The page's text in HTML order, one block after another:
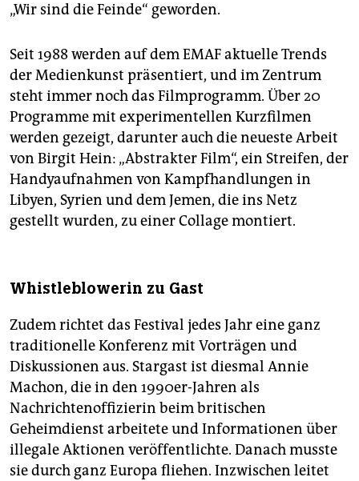
„Wir sind die Feinde“ geworden.
Seit 1988 werden auf dem EMAF aktuelle Trends
der Medienkunst präsentiert, und im Zentrum
steht immer noch das Filmprogramm. Über 20
Programme mit experimentellen Kurzfilmen
werden gezeigt, darunter auch die neueste Arbeit
von Birgit Hein: „Abstrakter Film“, ein Streifen, der
Handyaufnahmen von Kampfhandlungen in
Libyen, Syrien und dem Jemen, die ins Netz
gestellt wurden, zu einer Collage montiert.
Whistleblowerin zu Gast
Zudem richtet das Festival jedes Jahr eine ganz
traditionelle Konferenz mit Vorträgen und
Diskussionen aus. Stargast ist diesmal Annie
Machon, die in den 1990er-Jahren als
Nachrichtenoffizierin beim britischen
Geheimdienst arbeitete und Informationen über
illegale Aktionen veröffentlichte. Danach musste
sie durch ganz Europa fliehen. Inzwischen leitet